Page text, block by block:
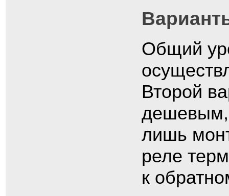
Общий
Второй
дешевым,
лишь
реле
к